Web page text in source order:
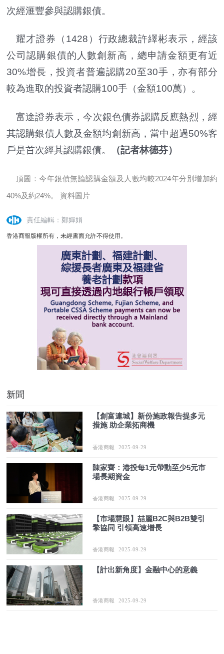
次經滙豐參與認購銀債。
耀才證券（1428）行政總裁許繹彬表示，經該
公司認購銀債的人數創新高，總申請金額更有近
30%增長，投資者普遍認購20至30手，亦有部分
較為進取的投資者認購100手（金額100萬）。
富途證券表示，今次銀色債券認購反應熱烈，經
其認購銀債人數及金額均創新高，當中超過50%客
戶是首次經其認購銀債。
（記者林德芬）
頂圖：今年銀債無論認購金額及人數均較2024年分別增加約
40%及約24%。 資料圖片
責任編輯：鄭嬋娟
香港商報版權所有，未經書面允許不得使用。
新聞
【創富連城】新份施政報告提多元
措施 助企業拓商機
香港商報 2025-09-29
陳家齊：港投每1元帶動至少5元市
場長期資金
香港商報 2025-09-29
【市場慧眼】喆麗B2C與B2B雙引
擎協同 引領高速增長
香港商報 2025-09-29
【計出新角度】金融中心的意義
香港商報 2025-09-29